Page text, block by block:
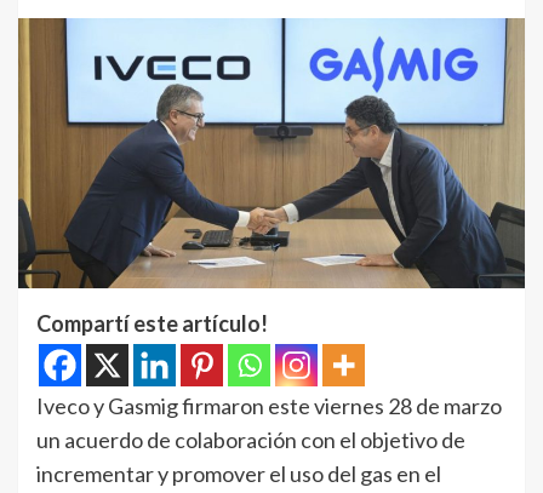
Compartí este artículo!
Iveco y Gasmig firmaron este viernes 28 de marzo
un acuerdo de colaboración con el objetivo de
incrementar y promover el uso del gas en el